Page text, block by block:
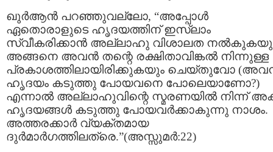
ഖുര്‍ആന്‍ പറഞ്ഞുവല്ലോ, “അപ്പോള്‍
ഏതൊരാളുടെ ഹൃദയത്തിന്‌ ഇസ്ലാം
സ്വീകരിക്കാന്‍ അല്ലാഹു വിശാലത
അങ്ങനെ അവന്‍ തന്റെ രക്ഷിതാവിങ്കല്‍ നിന്നുള്ള
പ്രകാശത്തിലായിരിക്കുകയും ചെയ്തുവോ
ഹൃദയം കടുത്തു പോയവനെ പോലെയാണോ?)
എന്നാല്‍ അല്ലാഹുവിന്റെ സ്മരണയില്‍ നിന്ന്‌
ഹൃദയങ്ങള്‍ കടുത്തു പോയവര്‍ക്കാകുന്നു നാശം.
അത്തരക്കാര്‍ വ്യക്തമായ
ദുര്‍മാര്‍ഗത്തിലത്രെ.”(അസ്സുമര്‍:22)